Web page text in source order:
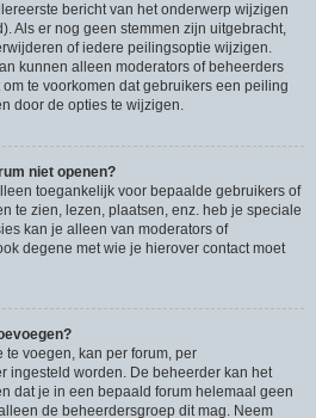
bericht van het onderwerp wijzigen
Als er nog geen stemmen zijn uitgebracht,
of iedere peilingsoptie wijzigen.
kunnen alleen moderators of beheerders
te voorkomen dat gebruikers een peiling
door de opties te wijzigen.
niet openen?
toegankelijk voor bepaalde gebruikers of
te zien, lezen, plaatsen, enz. heb je speciale
kan je alleen van moderators of
degene met wie je hierover contact moet
voegen, kan per forum, per
ingesteld worden. De beheerder kan het
dat je in een bepaald forum helemaal geen
de beheerdersgroep dit mag. Neem